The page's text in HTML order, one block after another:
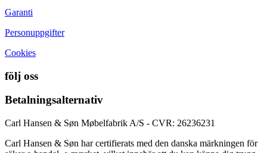
Garanti
Personuppgifter
Cookies
följ oss
Betalningsalternativ
Carl Hansen & Søn Møbelfabrik A/S - CVR: 26236231
Carl Hansen & Søn har certifierats med den danska märkningen för